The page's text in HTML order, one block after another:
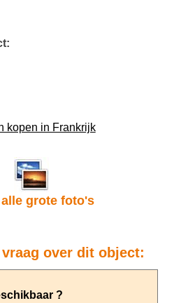
kopen in Frankrijk
grote foto's
over dit object: